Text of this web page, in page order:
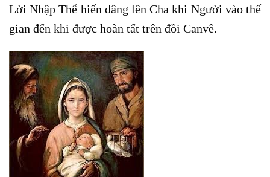
Lời Nhập Thể hiến dâng lên Cha khi Người vào thế
gian đến khi được hoàn tất trên đồi Canvê.